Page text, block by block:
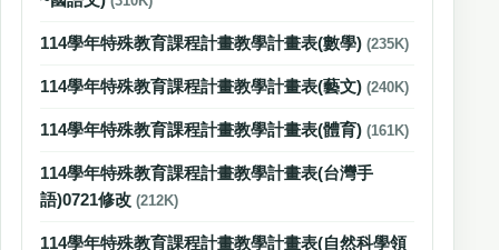
114學年特殊教育課程計畫教學計畫表(數學) (235K)
114學年特殊教育課程計畫教學計畫表(藝文) (240K)
114學年特殊教育課程計畫教學計畫表(體育) (161K)
114學年特殊教育課程計畫教學計畫表(台灣手
語)0721修改 (212K)
114學年特殊教育課程計畫教學計畫表(自然科學領